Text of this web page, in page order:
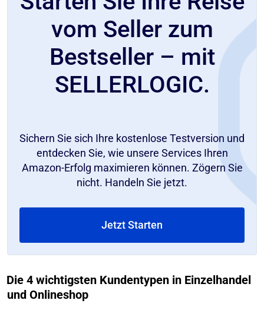
vom Seller zum
Bestseller – mit
SELLERLOGIC.
Sichern Sie sich Ihre kostenlose Testversion und
entdecken Sie, wie unsere Services Ihren
Amazon-Erfolg maximieren können. Zögern Sie
nicht. Handeln Sie jetzt.
Jetzt Starten
Die 4 wichtigsten Kundentypen in Einzelhandel
und Onlineshop